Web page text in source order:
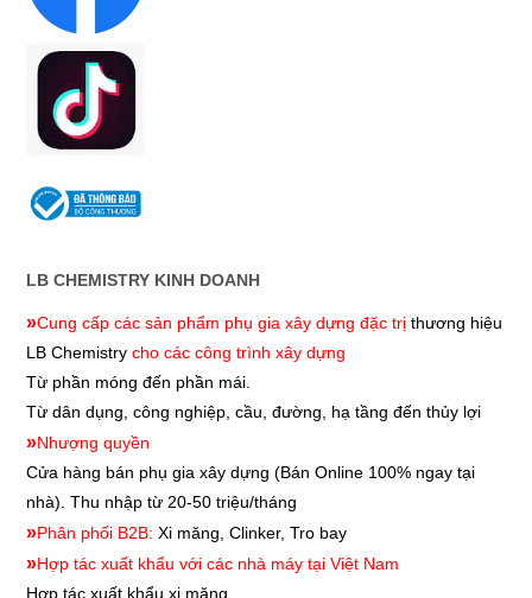
LB CHEMISTRY KINH DOANH
»Cung cấp các sản phẩm phụ gia xây dựng đặc trị thương hiệu
LB Chemistrycho các công trình xây dựng
Từ phần móng đến phần mái.
Từ dân dụng, công nghiệp, cầu, đường, hạ tầng đến thủy lợi
»Nhượng quyền
Cửa hàng bán phụ gia xây dựng (Bán Online 100% ngay tại
nhà). Thu nhập từ 20-50 triệu/tháng
»Phân phối B2B: Xi măng, Clinker, Tro bay
»Hợp tác xuất khẩu với các nhà máy tại Việt Nam
Hợp tác xuất khẩu xi măng